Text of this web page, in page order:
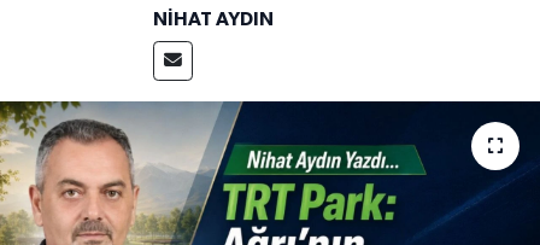
NIHAT AYDIN